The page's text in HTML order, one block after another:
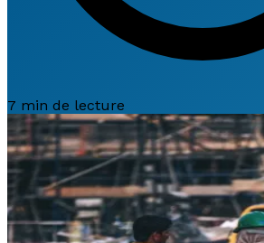
7 min de lecture